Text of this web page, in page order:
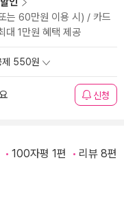
는 60만원 이용 시) / 카드
대 1만원 혜택 제공
제 550원
신청
100자평 1편 리뷰 8편